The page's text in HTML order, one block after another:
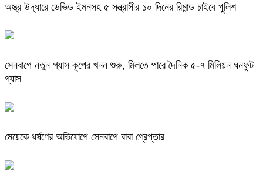
অস্ত্র উদ্ধারে ডেভিড ইমনসহ ৫ সন্ত্রাসীর ১০ দিনের রিমান্ড চাইবে পুলিশ
সেনবাগে নতুন গ্যাস কূপের খনন শুরু, মিলতে পারে দৈনিক ৫-৭ মিলিয়ন ঘনফুট
গ্যাস
মেয়েকে ধর্ষণের অভিযোগে সেনবাগে বাবা গ্রেপ্তার